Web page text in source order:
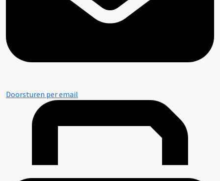
Doorsturen per email